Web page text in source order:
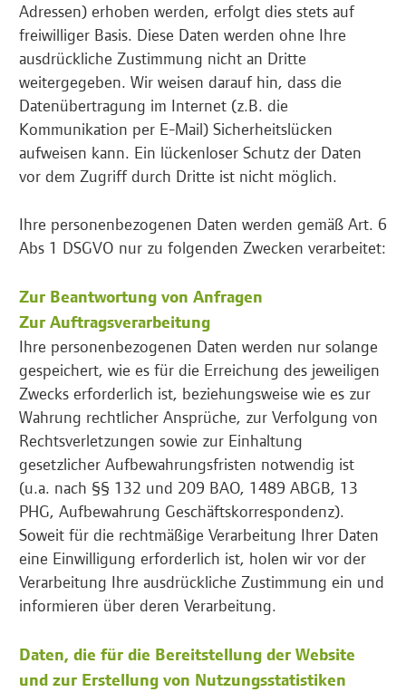
Adressen) erhoben werden, erfolgt dies stets auf
freiwilliger Basis. Diese Daten werden ohne Ihre
ausdrückliche Zustimmung nicht an Dritte
weitergegeben. Wir weisen darauf hin, dass die
Datenübertragung im Internet (z.B. die
Kommunikation per E-Mail) Sicherheitslücken
aufweisen kann. Ein lückenloser Schutz der Daten
vor dem Zugriff durch Dritte ist nicht möglich.
Ihre personenbezogenen Daten werden gemäß Art. 6
Abs 1 DSGVO nur zu folgenden Zwecken verarbeitet:
Zur Beantwortung von Anfragen
Zur Auftragsverarbeitung
Ihre personenbezogenen Daten werden nur solange
gespeichert, wie es für die Erreichung des jeweiligen
Zwecks erforderlich ist, beziehungsweise wie es zur
Wahrung rechtlicher Ansprüche, zur Verfolgung von
Rechtsverletzungen sowie zur Einhaltung
gesetzlicher Aufbewahrungsfristen notwendig ist
(u.a. nach §§ 132 und 209 BAO, 1489 ABGB, 13
PHG, Aufbewahrung Geschäftskorrespondenz).
Soweit für die rechtmäßige Verarbeitung Ihrer Daten
eine Einwilligung erforderlich ist, holen wir vor der
Verarbeitung Ihre ausdrückliche Zustimmung ein und
informieren über deren Verarbeitung.
Daten, die für die Bereitstellung der Website
und zur Erstellung von Nutzungsstatistiken